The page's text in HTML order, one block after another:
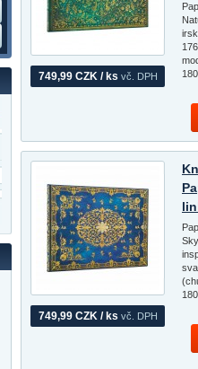
749,99 CZK / ks vč. DPH
749,99 CZK / ks vč. DPH